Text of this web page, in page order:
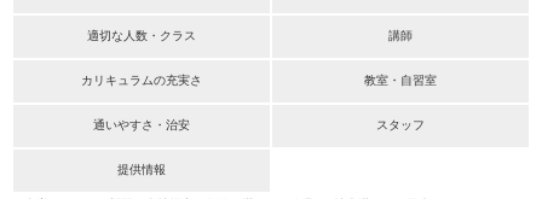
適切な人数・クラス 講師
カリキュラムの充実さ 教室・自習室
通いやすさ・治安 スタッフ
提供情報